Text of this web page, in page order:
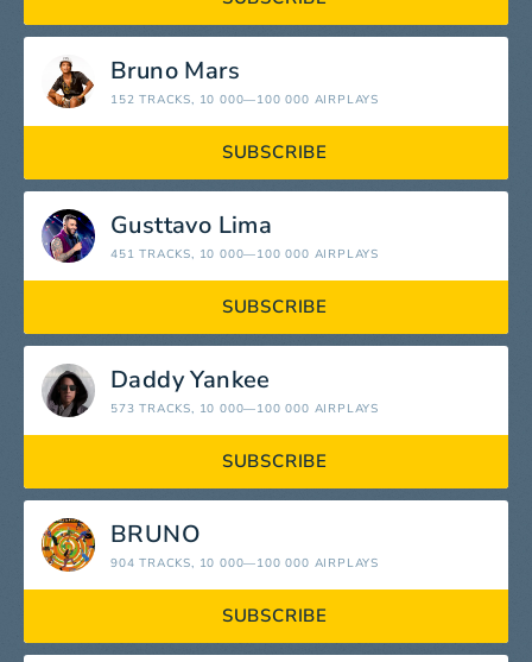
Bruno Mars
152 TRACKS, 10 000—100 000 AIRPLAYS
SUBSCRIBE
Gusttavo Lima
451 TRACKS, 10 000—100 000 AIRPLAYS
SUBSCRIBE
Daddy Yankee
573 TRACKS, 10 000—100 000 AIRPLAYS
SUBSCRIBE
BRUNO
904 TRACKS, 10 000—100 000 AIRPLAYS
SUBSCRIBE